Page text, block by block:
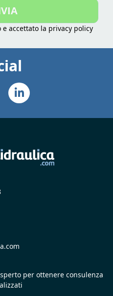
accettato la privacy policy
per ottenere consulenza